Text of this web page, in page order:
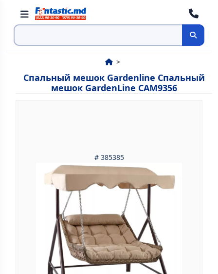
Поиск
Спальный мешок Gardenline Спальный
мешок GardenLine CAM9356
# 385385